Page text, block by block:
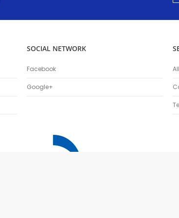
SOCIAL NETWORK
Facebook
Google+